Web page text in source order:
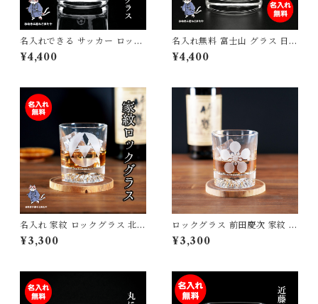
名入れできる サッカー ロック
グラス 日本製 オリジナルギフ
ト 卒団記念 誕生日プレゼント
¥4,400
名入れ無料 富士山 グラス 日本
製 ロックグラス 彫刻 JAPAN
桜 鶴 達磨 275ml 高級 和モダ
砂吹き工房ねこまたや
¥4,400
名入れ 家紋 ロックグラス 北条
家 戦国武将 酒 ウィスキー 焼
酎 誕生日 父の日 母の日 敬老
¥3,300
ロックグラス 前田慶次 家紋 戦
国武将 酒 ウィスキー 焼酎 誕
生日 父の日 母の日 敬老の日
¥3,300